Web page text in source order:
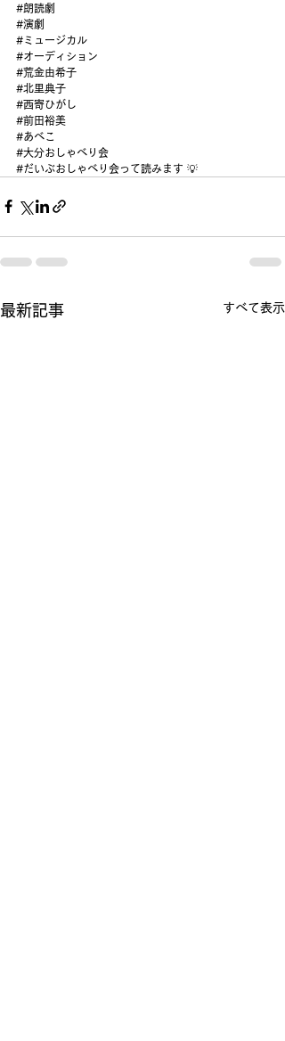
#朗読劇
#演劇
#ミュージカル
#オーディション
#荒金由希子
#北里典子
#西寄ひがし
#前田裕美
#あべこ
#大分おしゃべり会
#だいぶおしゃべり会って読みます 💡
最新記事 すべて表示